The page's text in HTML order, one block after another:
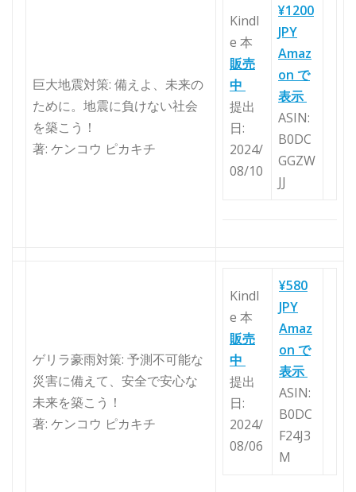
巨大地震対策: 備えよ、未来の
ために。地震に負けない社会
を築こう！
著: ケンコウ ピカキチ
Kindl
e 本
販売
中
提出
日:
2024/
08/10
¥1200
JPY
Amaz
on で
表示
ASIN:
B0DC
GGZW
JJ
ゲリラ豪雨対策: 予測不可能な
災害に備えて、安全で安心な
未来を築こう！
著: ケンコウ ピカキチ
Kindl
e 本
販売
中
提出
日:
2024/
08/06
¥580
JPY
Amaz
on で
表示
ASIN:
B0DC
F24J3
M